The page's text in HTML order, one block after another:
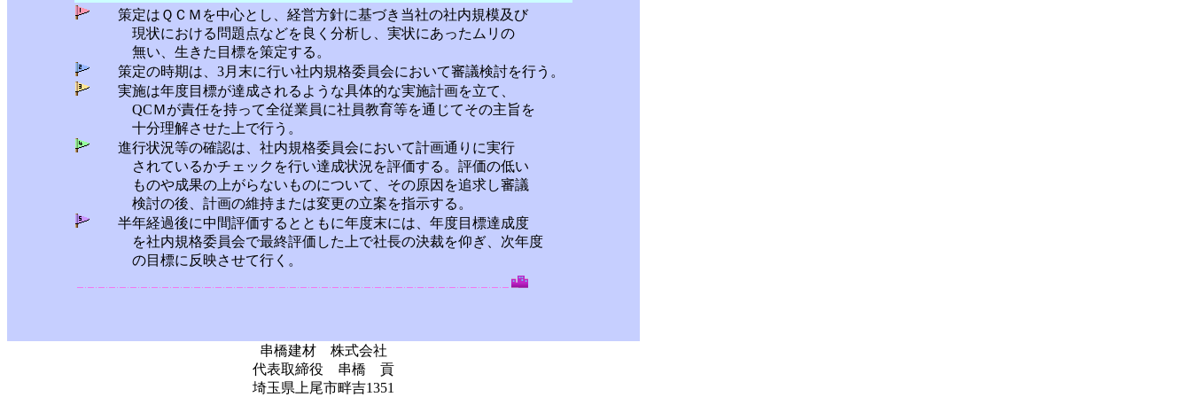
策定はＱＣＭを中心とし、経営方針に基づき当社の社内規模及び
現状における問題点などを良く分析し、実状にあったムリの
無い、生きた目標を策定する。
策定の時期は、3月末に行い社内規格委員会において審議検討を行う。
実施は年度目標が達成されるような具体的な実施計画を立て、
QCＭが責任を持って全従業員に社員教育等を通じてその主旨を
十分理解させた上で行う。
進行状況等の確認は、社内規格委員会において計画通りに実行
されているかチェックを行い達成状況を評価する。評価の低い
ものや成果の上がらないものについて、その原因を追求し審議
検討の後、計画の維持または変更の立案を指示する。
半年経過後に中間評価するとともに年度末には、年度目標達成度
を社内規格委員会で最終評価した上で社長の決裁を仰ぎ、次年度
の目標に反映させて行く。
串橋建材 株式会社
代表取締役 串橋 貢
埼玉県上尾市畔吉1351